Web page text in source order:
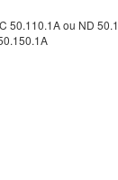
50.110.1A ou ND